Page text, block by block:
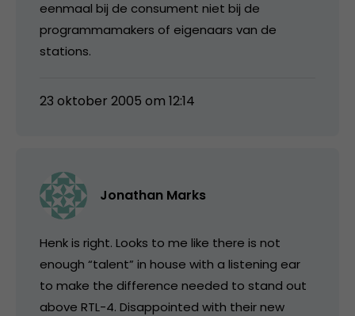
eenmaal bij de consument niet bij de
programmamakers of eigenaars van de
stations.
23 oktober 2005 om 12:14
Jonathan Marks
Henk is right. Looks to me like there is not
enough “talent” in house with a listening ear
to make the difference needed to stand out
above RTL-4. Disappointed with their new